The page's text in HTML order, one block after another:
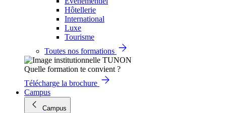
Hôtellerie
International
Luxe
Tourisme
Toutes nos formations
Quelle formation te convient ?
Télécharge la brochure
Campus
Campus